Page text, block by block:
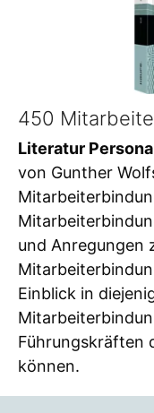
450
Literatur
von Gunther
und Anregungen
Einblick in
Führungskräften
können.